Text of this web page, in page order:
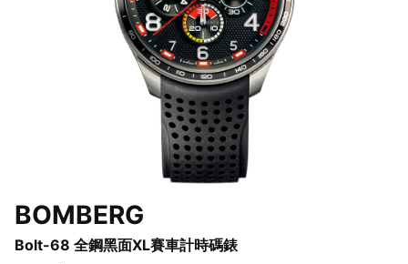
BOMBERG
Bolt-68 全鋼黑面XL賽車計時碼錶